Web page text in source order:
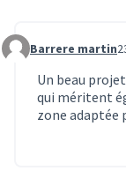
Commentaire 1291
Barrere martin
Un beau
qui méritent
zone adaptée